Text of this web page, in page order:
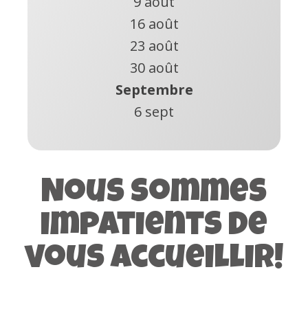
16 août
23 août
30 août
Septembre
6 sept
Nous sommes
impatients de
vous accueillir!